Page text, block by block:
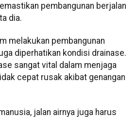
pembangunan berjalan
dia.
melakukan pembangunan
diperhatikan kondisi drainase.
sangat vital dalam menjaga
cepat rusak akibat genangan
jalan airnya juga harus